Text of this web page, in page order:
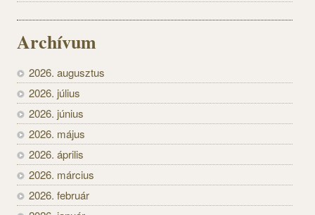
Archívum
2026. augusztus
2026. július
2026. június
2026. május
2026. április
2026. március
2026. február